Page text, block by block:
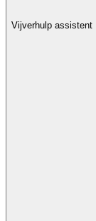
Vijverhulp assistent